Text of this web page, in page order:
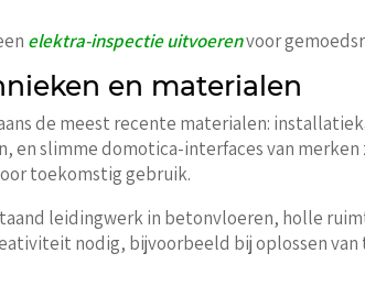
elektra-inspectie uitvoerenvoor
en materialen
de meest recente materialen:
slimme domotica-interfaces van
toekomstig gebruik.
leidingwerk in betonvloeren, holle
nodig, bijvoorbeeld bij oplossen